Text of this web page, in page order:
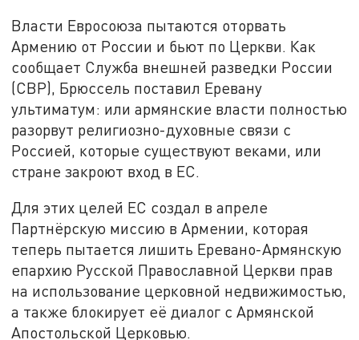
Власти Евросоюза пытаются оторвать
Армению от России и бьют по Церкви. Как
сообщает Служба внешней разведки России
(СВР), Брюссель поставил Еревану
ультиматум: или армянские власти полностью
разорвут религиозно-духовные связи с
Россией, которые существуют веками, или
стране закроют вход в ЕС.
Для этих целей ЕС создал в апреле
Партнёрскую миссию в Армении, которая
теперь пытается лишить Еревано-Армянскую
епархию Русской Православной Церкви прав
на использование церковной недвижимостью,
а также блокирует её диалог с Армянской
Апостольской Церковью.